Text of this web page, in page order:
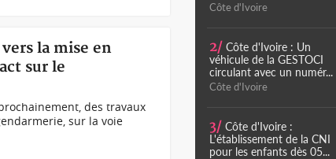
la mise en
sur le
des travaux
sur la voie
Côte d'Ivoire
2/ Côte d'Ivoire : Un
véhicule de la GESTOCI
circulant avec un numér...
Côte d'Ivoire
3/ Côte d'Ivoire :
L'établissement de la CNI
pour les enfants dès 05...